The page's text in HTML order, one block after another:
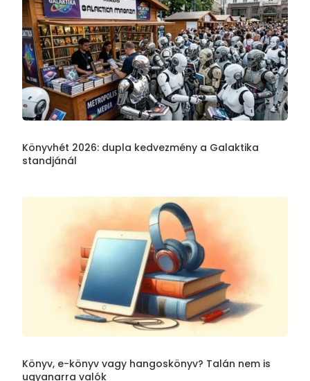
Könyvhét 2026: dupla kedvezmény a Galaktika
standjánál
Könyv, e-könyv vagy hangoskönyv? Talán nem is
ugyanarra valók